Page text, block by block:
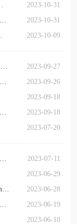
2023-10-31
2023-10-31
2023-10-09
2023-09-27
2023-09-26
2023-09-18
2023-09-18
2023-07-20
2023-07-11
2023-06-29
2023-06-28
2023-06-19
2023-06-10